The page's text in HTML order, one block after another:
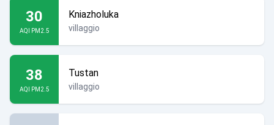
30
AQI PM2.5
Kniazholuka
villaggio
38
AQI PM2.5
Tustan
villaggio